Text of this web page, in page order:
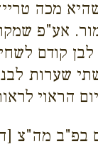
מכה
אע"פ
קודם
בפ"ב